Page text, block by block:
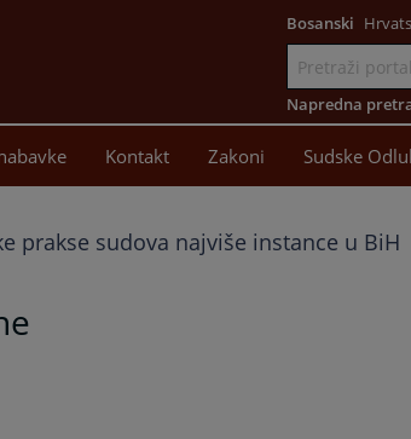
Bosanski
Napredna
Kontakt Zakoni Sudske
prakse sudova najviše instance u BiH